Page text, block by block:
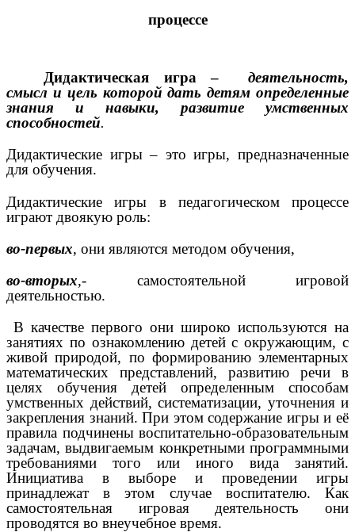
процессе
Дидактическая игра –
деятельность,
смысл и цель которой дать детям определенные
знания и навыки, развитие умственных
способностей.
Дидактические игры – это игры, предназначенные
для обучения.
Дидактические игры в педагогическом процессе
играют двоякую роль:
во-первых, они являются методом обучения,
во-вторых,- самостоятельной игровой
деятельностью.
В качестве первого они широко используются на
занятиях по ознакомлению детей с окружающим, с
живой природой, по формированию элементарных
математических представлений, развитию речи в
целях обучения детей определенным способам
умственных действий, систематизации, уточнения и
закрепления знаний. При этом содержание игры и её
правила подчинены воспитательно-образовательным
задачам, выдвигаемым конкретными программными
требованиями того или иного вида занятий.
Инициатива в выборе и проведении игры
принадлежат в этом случае воспитателю. Как
самостоятельная игровая деятельность они
проводятся во внеучебное время.